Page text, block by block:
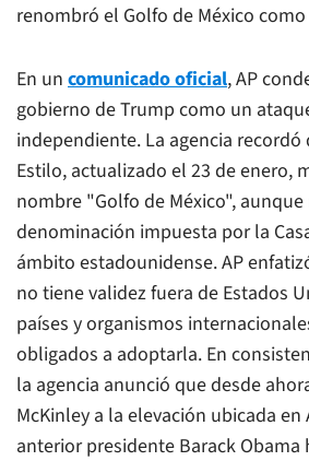
renombró el Golfo de México
En un comunicado oficial, AP
gobierno de Trump como un
independiente. La agencia recordó
Estilo, actualizado el 23 de enero,
nombre "Golfo de México",
denominación impuesta por la
ámbito estadounidense. AP
no tiene validez fuera de Estados
países y organismos
obligados a adoptarla. En
la agencia anunció que desde
McKinley a la elevación ubicada en
anterior presidente Barack